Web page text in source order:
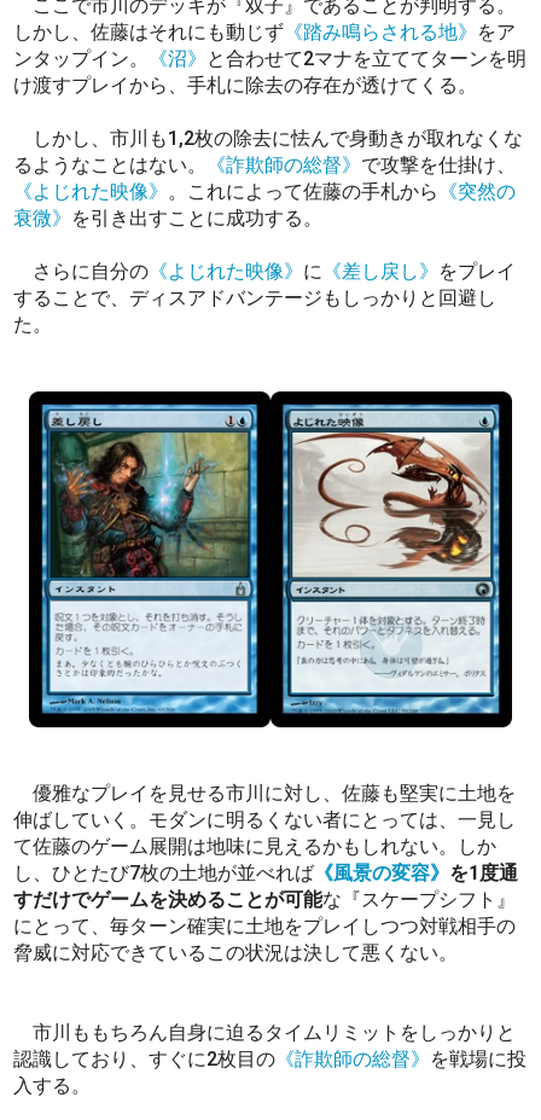
ここで市川のデッキが『双子』であることが判明する。
しかし、佐藤はそれにも動じず 《踏み鳴らされる地》 をア
ンタップイン。
《沼》 と合わせて2マナを立ててターンを明
け渡すプレイから、手札に除去の存在が透けてくる。
しかし、市川も1,2枚の除去に怯んで身動きが取れなくな
るようなことはない。
《詐欺師の総督》 で攻撃を仕掛け、
《よじれた映像》 。これによって佐藤の手札から 《突然の
衰微》 を引き出すことに成功する。
さらに自分の 《よじれた映像》 に 《差し戻し》 をプレイ
することで、ディスアドバンテージもしっかりと回避し
た。
優雅なプレイを見せる市川に対し、佐藤も堅実に土地を
伸ばしていく。モダンに明るくない者にとっては、一見し
て佐藤のゲーム展開は地味に見えるかもしれない。しか
し、ひとたび7枚の土地が並べれば 《風景の変容》 を1度通
すだけでゲームを決めることが可能な『スケープシフト』
にとって、毎ターン確実に土地をプレイしつつ対戦相手の
脅威に対応できているこの状況は決して悪くない。
市川ももちろん自身に迫るタイムリミットをしっかりと
認識しており、すぐに2枚目の 《詐欺師の総督》 を戦場に投
入する。